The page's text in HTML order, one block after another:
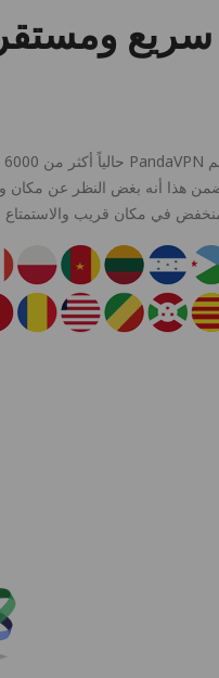
سريع
يضمن هذا أنه بغض النظر عن
في مكان قريب والاستمتاع